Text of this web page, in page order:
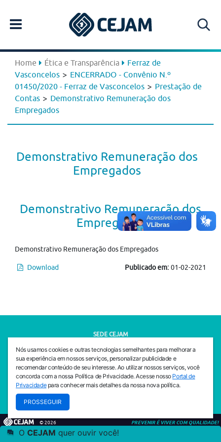
Home Ética e Transparência
Ferraz de
Vasconcelos > ENCERRADO - Convênio N.º
01450/2020 - Ferraz de Vasconcelos > Prestação de
Contas > Demonstrativo Remuneração dos
Empregados
Demonstrativo Remuneração dos
Empregados
Demonstrativo Remuneração dos
Empregados
Demonstrativo Remuneração dos Empregados
Download Publicado em:01-02-2021
SEDE CEJAM
Av. da Liberdade, 765, Liberdade, São Paulo, 01503-001
(11) 3469 - 1818
INSTITUTO CEJAM
Av. da Liberdade, 765, Liberdade, São Paulo, 01503-001
© 2026 PREVENIR É VIVER COM QUALIDADE!
Nós usamos cookies e outras tecnologias semelhantes para melhorar a
sua experiência em nossos serviços, personalizar publicidade e
recomendar conteúdo de seu interesse. Ao utilizar nossos serviços, você
concorda com a nossa Política de Privacidade. Acesse nosso Portal de
Privacidadepara conhecer mais detalhes da nossa nova política.
PROSSEGUIR
O CEJAM quer ouvir você!